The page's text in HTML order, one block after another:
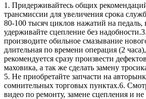
1. Придерживайтесь общих
трансмиссии для увеличения срока
80-100 тысяч циклов нажатий на
удерживайте сцепление без
производите обильное смазывание
длительная по времени операция (2
рекомендуется сразу произвести
маховика, а так же сделать замену
5. Не приобретайте запчасти на
сомнительных торговых пунктах.6.
видео по ремонту, замене сцепления и не